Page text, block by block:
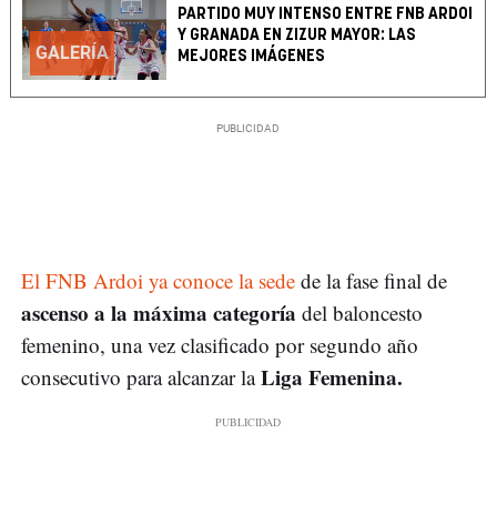
GALERÍA
PARTIDO MUY INTENSO ENTRE FNB ARDOI
Y GRANADA EN ZIZUR MAYOR: LAS
MEJORES IMÁGENES
El FNB Ardoi ya conoce la sede de la fase final de
ascenso a la máxima categoría del baloncesto
femenino, una vez clasificado por segundo año
consecutivo para alcanzar laLiga Femenina.